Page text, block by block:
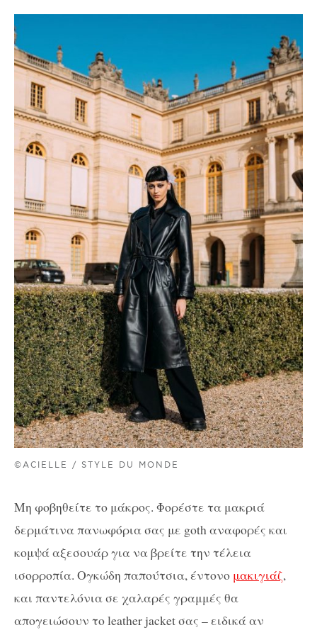
©ACIELLE / STYLE DU MONDE
Μη φοβηθείτε το μάκρος. Φορέστε τα μακριά
δερμάτινα πανωφόρια σας με goth αναφορές και
κομψά αξεσουάρ για να βρείτε την τέλεια
ισορροπία. Ογκώδη παπούτσια, έντονο μακιγιάζ,
και παντελόνια σε χαλαρές γραμμές θα
απογειώσουν το leather jacket σας – ειδικά αν